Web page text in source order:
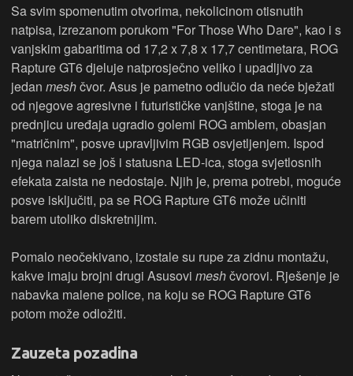
Sa svim spomenutim otvorima, nekolicinom otisnutih
natpisa, izrezanom porukom "For Those Who Dare", kao i s
vanjskim gabaritima od 17,2 x 7,8 x 17,7 centimetara, ROG
Rapture GT6 djeluje natprosječno veliko i upadljivo za
jedan meshčvor. Asus je pametno odlučio da neće bježati
od njegove agresivne i futurističke vanjštine, stoga je na
prednjicu uređaja ugradio golemi ROG amblem, obasjan
"matričnim", posve upravljivim RGB osvjetljenjem. Ispod
njega nalazi se još i statusna LED-ica, stoga svjetlosnih
efekata zaista ne nedostaje. Njih je, prema potrebi, moguće
posve isključiti, pa se ROG Rapture GT6 može učiniti
barem utoliko diskretnijim.
Pomalo neočekivano, izostale su rupe za zidnu montažu,
kakve imaju brojni drugi Asusovi meshčvorovi. Rješenje je
nabavka malene police, na koju se ROG Rapture GT6
potom može odložiti.
Zauzeta pozadina